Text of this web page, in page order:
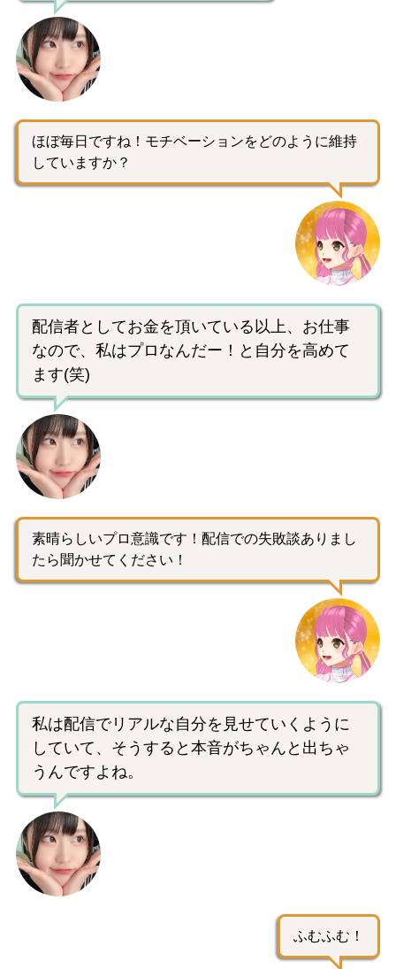
ほぼ毎日ですね！モチベーションをどのように維持
していますか？
配信者としてお金を頂いている以上、お仕事
なので、私はプロなんだー！と自分を高めて
ます(笑)
素晴らしいプロ意識です！配信での失敗談ありまし
たら聞かせてください！
私は配信でリアルな自分を見せていくように
していて、そうすると本音がちゃんと出ちゃ
うんですよね。
ふむふむ！